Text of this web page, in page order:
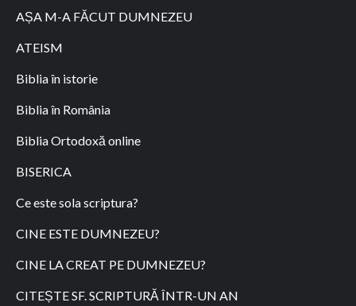
AȘA M-A FĂCUT DUMNEZEU
ATEISM
Biblia în istorie
Biblia în România
Biblia Ortodoxă online
BISERICA
Ce este sola scriptura?
CINE ESTE DUMNEZEU?
CINE LA CREAT PE DUMNEZEU?
CITEȘTE SF. SCRIPTURĂ ÎNTR-UN AN